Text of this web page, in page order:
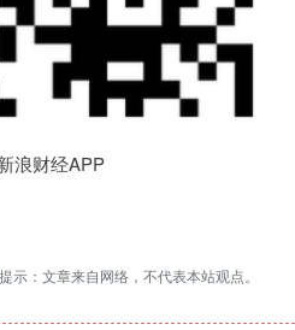
浪财经APP
示：文章来自网络，不代表本站观点。